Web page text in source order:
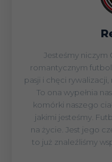
Jesteśmy niczym
romantycznym
pasji i chęci rywalizacji,
To ona wypełnia
komórki naszego
jakimi jesteśmy.
na życie. Jest jego
to już znaleźliśmy